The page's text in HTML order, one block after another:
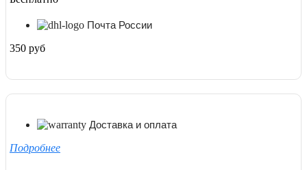
Почта России
350 руб
Доставка и оплата
Подробнее